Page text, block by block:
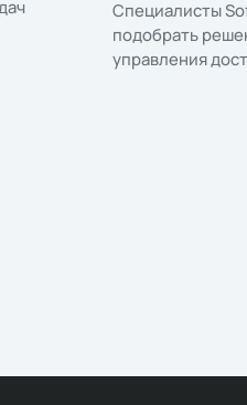
Специалисты
подобрать
управления